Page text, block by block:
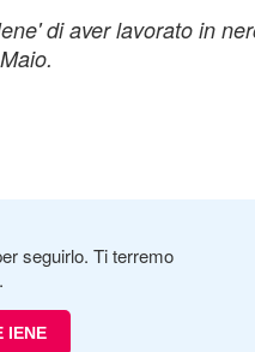
di aver lavorato in
seguirlo. Ti terremo
IENE